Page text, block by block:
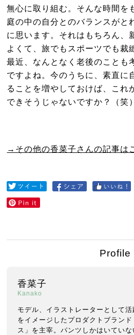
無心に取り組む。そんな時間を
庭の中の自分とのバランスがと
に思います。それはもちろん、
よくて、旅でもスポーツでも裁
最近、なんとなく老後のことも
ですよね。今のうちに、素直に
ることを増やしておけば、これ
できそうじゃないですか？（笑
→その他の香菜子さんの記事は
Profile
香菜子
Kanako
モデル、イラストレーターとして
をイメージしたプロダクトブラン
ス」を主宰。パンツしかはいてい